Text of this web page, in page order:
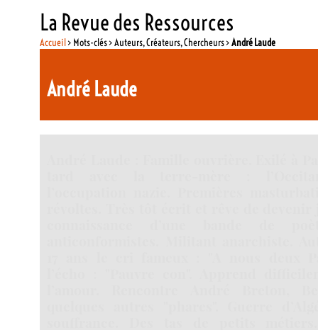
La Revue des Ressources
Accueil> Mots-clés > Auteurs, Créateurs, Chercheurs >André Laude
André Laude